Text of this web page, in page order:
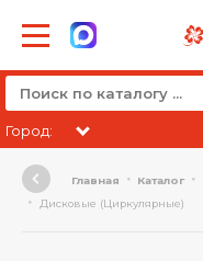
Город:
Главная Каталог
Дисковые (Циркулярные)